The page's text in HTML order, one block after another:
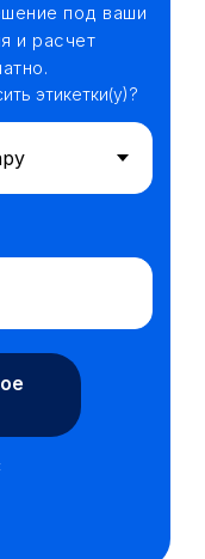
под ваши
и расчет
этикетки(у)?